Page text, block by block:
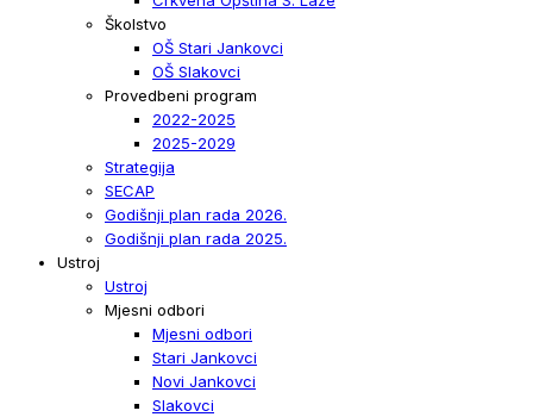
Školstvo
OŠ Stari Jankovci
OŠ Slakovci
Provedbeni program
2022-2025
2025-2029
Strategija
SECAP
Godišnji plan rada 2026.
Godišnji plan rada 2025.
Ustroj
Ustroj
Mjesni odbori
Mjesni odbori
Stari Jankovci
Novi Jankovci
Slakovci